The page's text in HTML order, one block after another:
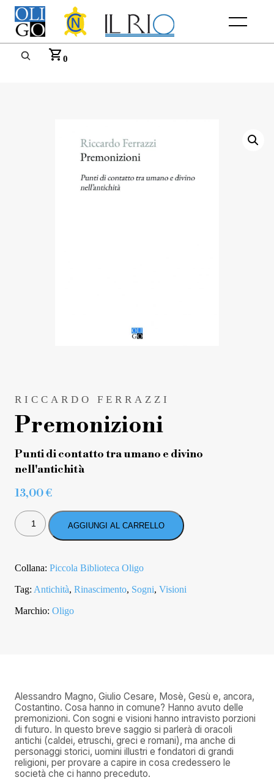
Menu
0
RICCARDO FERRAZZI
Premonizioni
Punti di contatto tra umano e divino
nell'antichità
13,00€
PREMONIZIONI
QUANTITÀ
AGGIUNGI AL CARRELLO
Collana: Piccola Biblioteca Oligo
Tag: Antichità, Rinascimento, Sogni, Visioni
Marchio: Oligo
Alessandro Magno, Giulio Cesare, Mosè, Gesù e, ancora,
Costantino. Cosa hanno in comune? Hanno avuto delle
premonizioni. Con sogni e visioni hanno intravisto porzioni
di futuro. In questo breve saggio si parlerà di oracoli
antichi (caldei, etruschi, greci e romani), ma anche di
personaggi storici, uomini illustri e fondatori di grandi
religioni, per provare a capire in cosa credessero le
società che ci hanno preceduto.